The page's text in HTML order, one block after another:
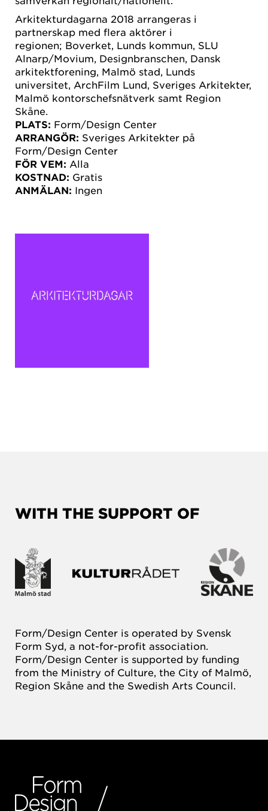
Arkitekturdagarna 2018 arrangeras i
partnerskap med flera aktörer i
regionen; Boverket, Lunds kommun, SLU
Alnarp/Movium, Designbranschen, Dansk
arkitektforening, Malmö stad, Lunds
universitet, ArchFilm Lund, Sveriges Arkitekter,
Malmö kontorschefsnätverk samt Region
Skåne.
PLATS: Form/Design Center
ARRANGÖR: Sveriges Arkitekter på
Form/Design Center
FÖR VEM: Alla
KOSTNAD: Gratis
ANMÄLAN: Ingen
WITH THE SUPPORT OF
Form/Design Center is operated by Svensk
Form Syd, a not-for-profit association.
Form/Design Center is supported by funding
from the Ministry of Culture, the City of Malmö,
Region Skåne and the Swedish Arts Council.